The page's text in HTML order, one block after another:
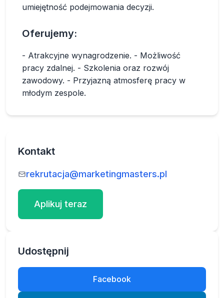
umiejętność podejmowania decyzji.
Oferujemy:
- Atrakcyjne wynagrodzenie. - Możliwość
pracy zdalnej. - Szkolenia oraz rozwój
zawodowy. - Przyjazną atmosferę pracy w
młodym zespole.
Kontakt
rekrutacja@marketingmasters.pl
Aplikuj teraz
Udostępnij
Facebook